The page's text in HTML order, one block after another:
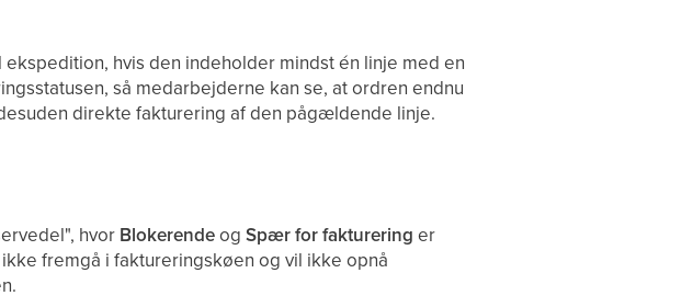
hvis den indeholder mindst én linje med en
så medarbejderne kan se, at ordren endnu
direkte fakturering af den pågældende linje.
hvor BlokerendeogSpær for fakturering er
fremgå i faktureringskøen og vil ikke opnå